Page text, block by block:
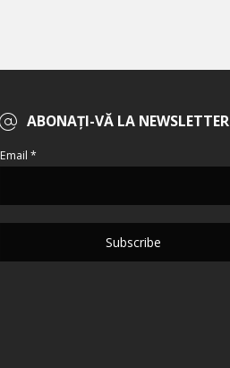
ABONAȚI-VĂ LA NEWSLETTER
Email *